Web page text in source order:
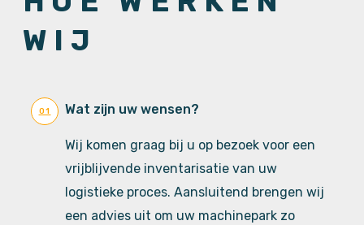
WIJ
01 Wat zijn uw wensen?
Wij komen graag bij u op bezoek voor een
vrijblijvende inventarisatie van uw
logistieke proces. Aansluitend brengen wij
een advies uit om uw machinepark zo